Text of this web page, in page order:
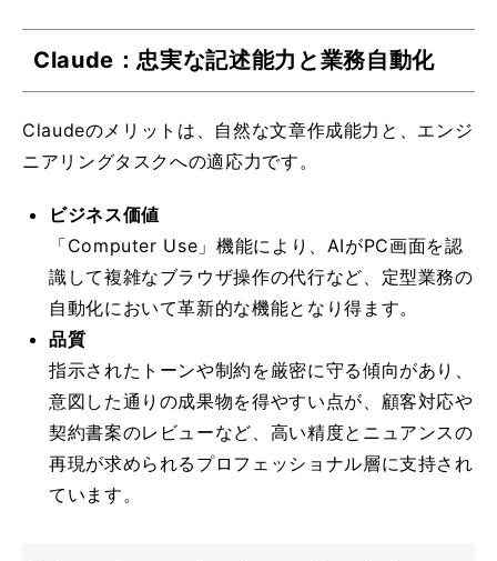
Claude：忠実な記述能力と業務自動化
Claudeのメリットは、自然な文章作成能力と、エンジ
ニアリングタスクへの適応力です。
ビジネス価値
「Computer Use」機能により、AIがPC画面を認
識して複雑なブラウザ操作の代行など、定型業務の
自動化において革新的な機能となり得ます。
品質
指示されたトーンや制約を厳密に守る傾向があり、
意図した通りの成果物を得やすい点が、顧客対応や
契約書案のレビューなど、高い精度とニュアンスの
再現が求められるプロフェッショナル層に支持され
ています。